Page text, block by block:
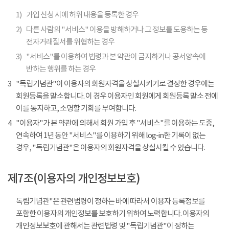
1) 가입 신청 시에 허위 내용을 등록한 경우
2) 다른 사람의 "서비스" 이용을 방해하거나 그 정보를 도용하는 등
전자거래질서를 위협하는 경우
3) "서비스"를 이용하여 법령과 본 약관이 금지하거나 공서양속에
반하는 행위를 하는 경우
3 "독립기념관"이 이용자의 회원자격을 상실시키기로 결정한 경우에는
회원등록을 말소합니다. 이 경우 이용자인 회원에게 회원등록 말소 전에
이를 통지하고, 소명할 기회를 부여합니다.
4
"이용자"가 본 약관에 의해서 회원 가입 후 "서비스"를 이용하는 도중,
연속하여 1년 동안 "서비스"를 이용하기 위해 log-in한 기록이 없는
경우, "독립기념관"은 이용자의 회원자격을 상실시킬 수 있습니다.
제7조(이용자의 개인정보보호)
독립기념관"은 관련법령이 정하는 바에 따라서 이용자 등록정보를
포함한 이용자의 개인정보를 보호하기 위하여 노력합니다. 이용자의
개인정보보호에 관해서는 관련법령 및 "독립기념관"이 정하는